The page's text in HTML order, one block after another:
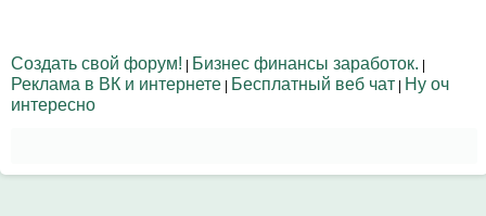
Создать свой форум! | Бизнес финансы заработок. |
Реклама в ВК и интернете | Бесплатный веб чат | Ну оч
интересно